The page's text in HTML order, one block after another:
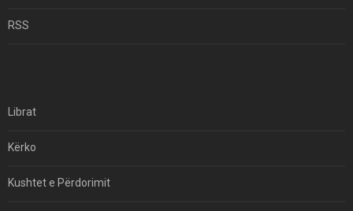
RSS
Librat
Kërko
Kushtet e Përdorimit